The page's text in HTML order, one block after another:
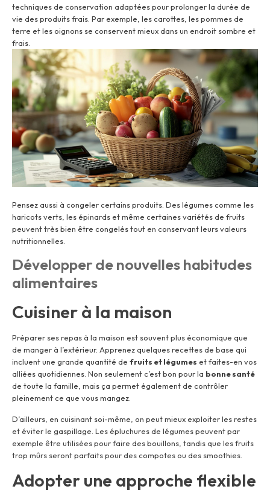
techniques de conservation adaptées pour prolonger la durée de
vie des produits frais. Par exemple, les carottes, les pommes de
terre et les oignons se conservent mieux dans un endroit sombre et
frais.
Pensez aussi à congeler certains produits. Des légumes comme les
haricots verts, les épinards et même certaines variétés de fruits
peuvent très bien être congelés tout en conservant leurs valeurs
nutritionnelles.
Développer de nouvelles habitudes
alimentaires
Cuisiner à la maison
Préparer ses repas à la maison est souvent plus économique que
de manger à l’extérieur. Apprenez quelques recettes de base qui
incluent une grande quantité de fruits et légumes et faites-en vos
alliées quotidiennes. Non seulement c’est bon pour la bonne santé
de toute la famille, mais ça permet également de contrôler
pleinement ce que vous mangez.
D’ailleurs, en cuisinant soi-même, on peut mieux exploiter les restes
et éviter le gaspillage. Les épluchures de légumes peuvent par
exemple être utilisées pour faire des bouillons, tandis que les fruits
trop mûrs seront parfaits pour des compotes ou des smoothies.
Adopter une approche flexible